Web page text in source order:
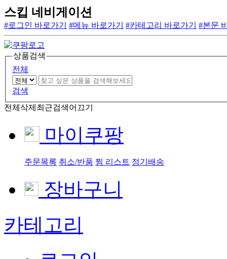
스킵 네비게이션
#로그인 바로가기 #메뉴 바로가기 #카테고리 바로가기 #본문
상품검색
전체
검색
전체삭제 최근검색어끄기
마이쿠팡
주문목록 취소/반품 찜 리스트 정기배송
장바구니
카테고리